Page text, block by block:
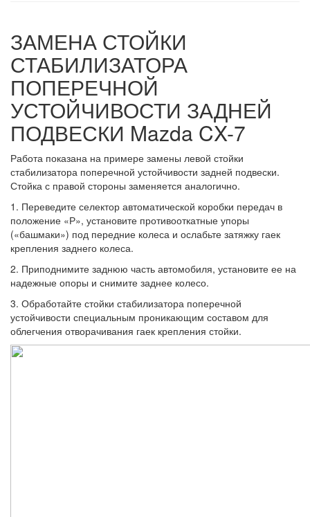
ЗАМЕНА СТОЙКИ
СТАБИЛИЗАТОРА
ПОПЕРЕЧНОЙ
УСТОЙЧИВОСТИ ЗАДНЕЙ
ПОДВЕСКИ Mazda CX-7
Работа показана на примере замены левой стойки
стабилизатора поперечной устойчи­вости задней подвески.
Стойка с правой сто­роны заменяется аналогично.
1. Переведите селектор автоматической коробки передач в
положение «Р», устано­вите противооткатные упоры
(«башмаки») под передние колеса и ослабьте затяжку гаек
крепления заднего колеса.
2. Приподнимите заднюю часть автомо­биля, установите ее на
надежные опоры и снимите заднее колесо.
3. Обработайте стойки стабилизатора поперечной
устойчивости специальным проникающим составом для
облегчения отворачивания гаек крепления стойки.